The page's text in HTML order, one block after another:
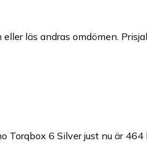
läs andras omdömen.
Torqbox 6 Silver just nu är 464